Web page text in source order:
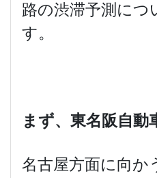
路の渋滞予測につ
す。
まず、東名阪自動
名古屋方面に向か